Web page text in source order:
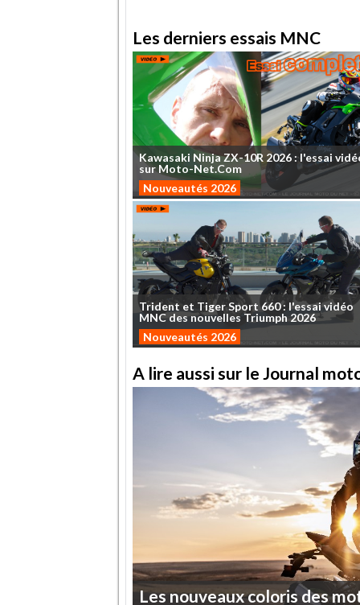
Les derniers essais MNC
Kawasaki NinjaZX-10R 2026 : l'essai
sur Moto-Net.Com
Nouveautés 2026
Trident et TigerSport 660: l'essaividéo
MNCdesnouvelles Triumph2026
Nouveautés 2026
A lire aussi sur le Journal
Lesnouveauxcoloris des